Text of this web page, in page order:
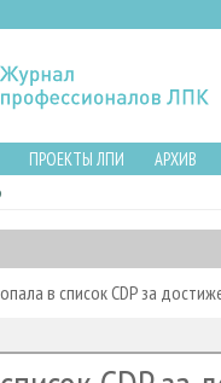
ПРОЕКТЫ ЛПИ АРХИВ
в список CDP за